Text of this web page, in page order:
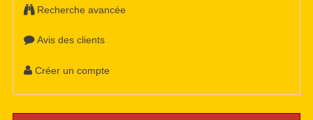
Recherche avancée
Avis des clients
Créer un compte